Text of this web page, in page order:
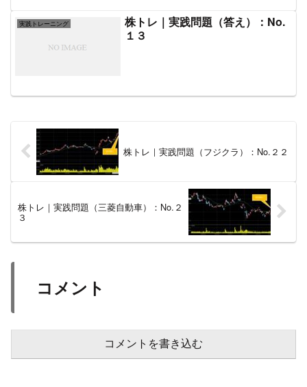
実践トレーニング
株トレ｜実践問題（答え）：No.
１３
株トレ｜実践問題（フジクラ）：No.２２
株トレ｜実践問題（三菱自動車）：No.２
３
コメント
コメントを書き込む